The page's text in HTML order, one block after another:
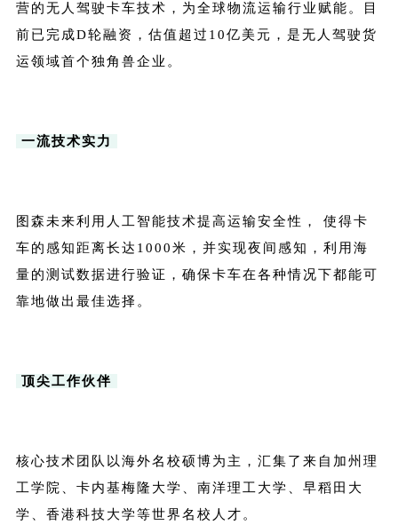
营的无人驾驶卡车技术，为全球物流运输行业赋能。目
前已完成D轮融资，估值超过10亿美元，是无人驾驶货
运领域首个独角兽企业。
一流技术实力
图森未来利用人工智能技术提高运输安全性， 使得卡
车的感知距离长达1000米，并实现夜间感知，利用海
量的测试数据进行验证，确保卡车在各种情况下都能可
靠地做出最佳选择。
顶尖工作伙伴
核心技术团队以海外名校硕博为主，汇集了来自加州理
工学院、卡内基梅隆大学、南洋理工大学、早稻田大
学、香港科技大学等世界名校人才。